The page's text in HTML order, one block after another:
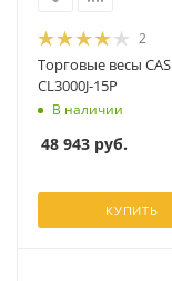
2
Торговые весы CAS
CL3000J-15P
В наличии
48 943 руб.
КУПИТЬ